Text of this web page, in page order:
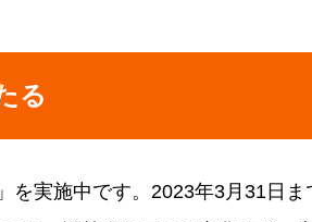
る
を実施中です。2023年3月31日